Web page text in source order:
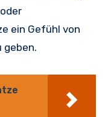
ein Gefühl von
geben.